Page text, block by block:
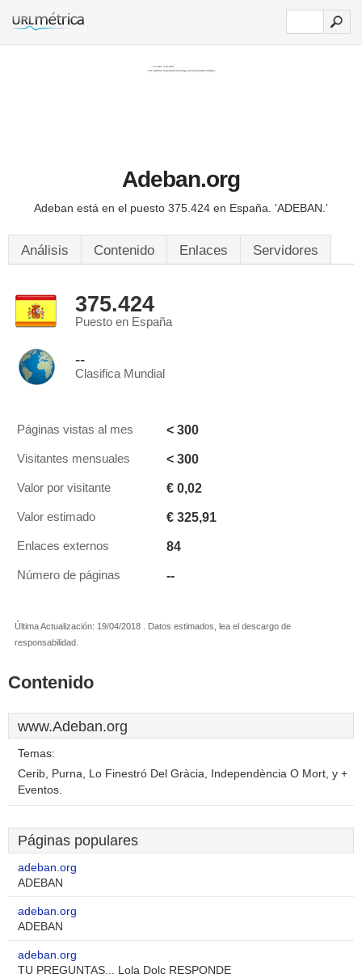
Adeban.org
Adeban está en el puesto 375.424 en España. 'ADEBAN.'
Análisis Contenido Enlaces Servidores
375.424
Puesto en España
--
Clasifica Mundial
Páginas vistas al mes < 300
Visitantes mensuales < 300
Valor por visitante € 0,02
Valor estimado € 325,91
Enlaces externos 84
Número de páginas --
Última Actualización: 19/04/2018 . Datos estimados, lea el descargo de
responsabilidad.
Contenido
www.Adeban.org
Temas:
Cerib, Purna, Lo Finestró Del Gràcia, Independència O Mort, y +
Eventos.
Páginas populares
adeban.org
ADEBAN
adeban.org
ADEBAN
adeban.org
TU PREGUNTAS... Lola Dolç RESPONDE